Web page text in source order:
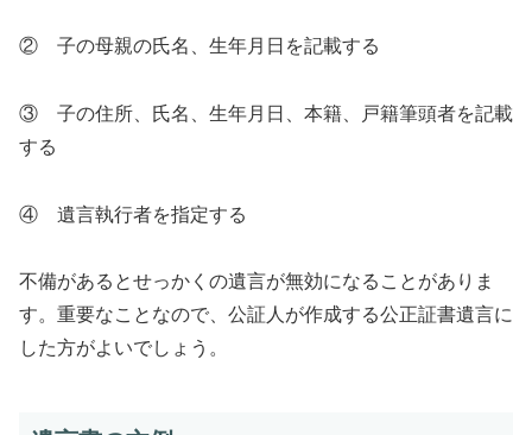
② 子の母親の氏名、生年月日を記載する
③ 子の住所、氏名、生年月日、本籍、戸籍筆頭者を記載
する
④ 遺言執行者を指定する
不備があるとせっかくの遺言が無効になることがありま
す。重要なことなので、公証人が作成する公正証書遺言に
した方がよいでしょう。